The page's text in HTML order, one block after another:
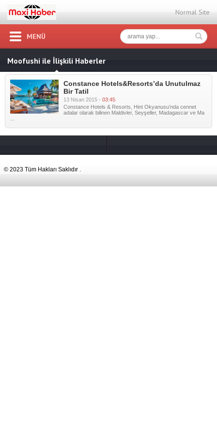
Normal Site
MENÜ
Moofushi ile İlişkili Haberler
Constance Hotels&Resorts’da Unutulmaz
Bir Tatil
13 Nisan 2015 - 03:45
Constance Hotels & Resorts, Hint Okyanusu’nda cennet
adalar olarak bilinen Maldivler, Seyşeller, Madagascar ve Ma
© 2023 Tüm Hakları Saklıdır .